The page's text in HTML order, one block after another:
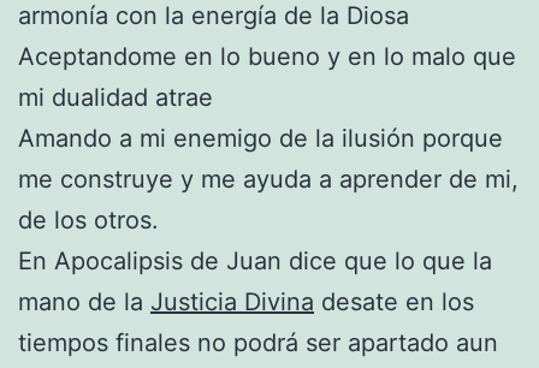
armonía con la energía de la Diosa
Aceptandome en lo bueno y en lo malo que
mi dualidad atrae
Amando a mi enemigo de la ilusión porque
me construye y me ayuda a aprender de mi,
de los otros.
En Apocalipsis de Juan dice que lo que la
mano de la Justicia Divina desate en los
tiempos finales no podrá ser apartado aun